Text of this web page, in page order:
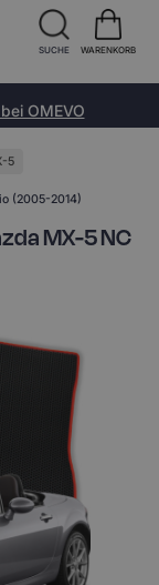
OMEVO
5
(2005-2014)
MX-5 NC
SUCHE WARENKORB